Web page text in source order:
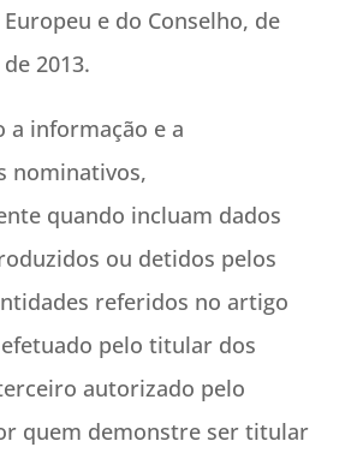
e do Conselho, de
2013.
a informação e a
nominativos,
quando incluam dados
ou detidos pelos
referidos no artigo
pelo titular dos
autorizado pelo
quem demonstre ser titular